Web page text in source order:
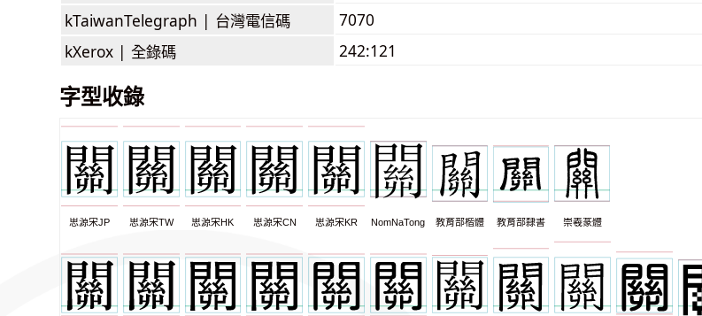
kTaiwanTelegraph | 台灣電信碼
7070
kXerox | 全錄碼 242:121
字型收錄
思源宋JP 思源宋TW 思源宋HK 思源宋CN 思源宋KR NomNaTong 教育部楷體 教育部隸書 崇羲篆體